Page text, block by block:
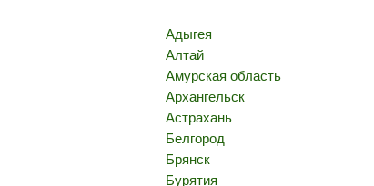
Адыгея
Алтай
Амурская область
Архангельск
Астрахань
Белгород
Брянск
Бурятия